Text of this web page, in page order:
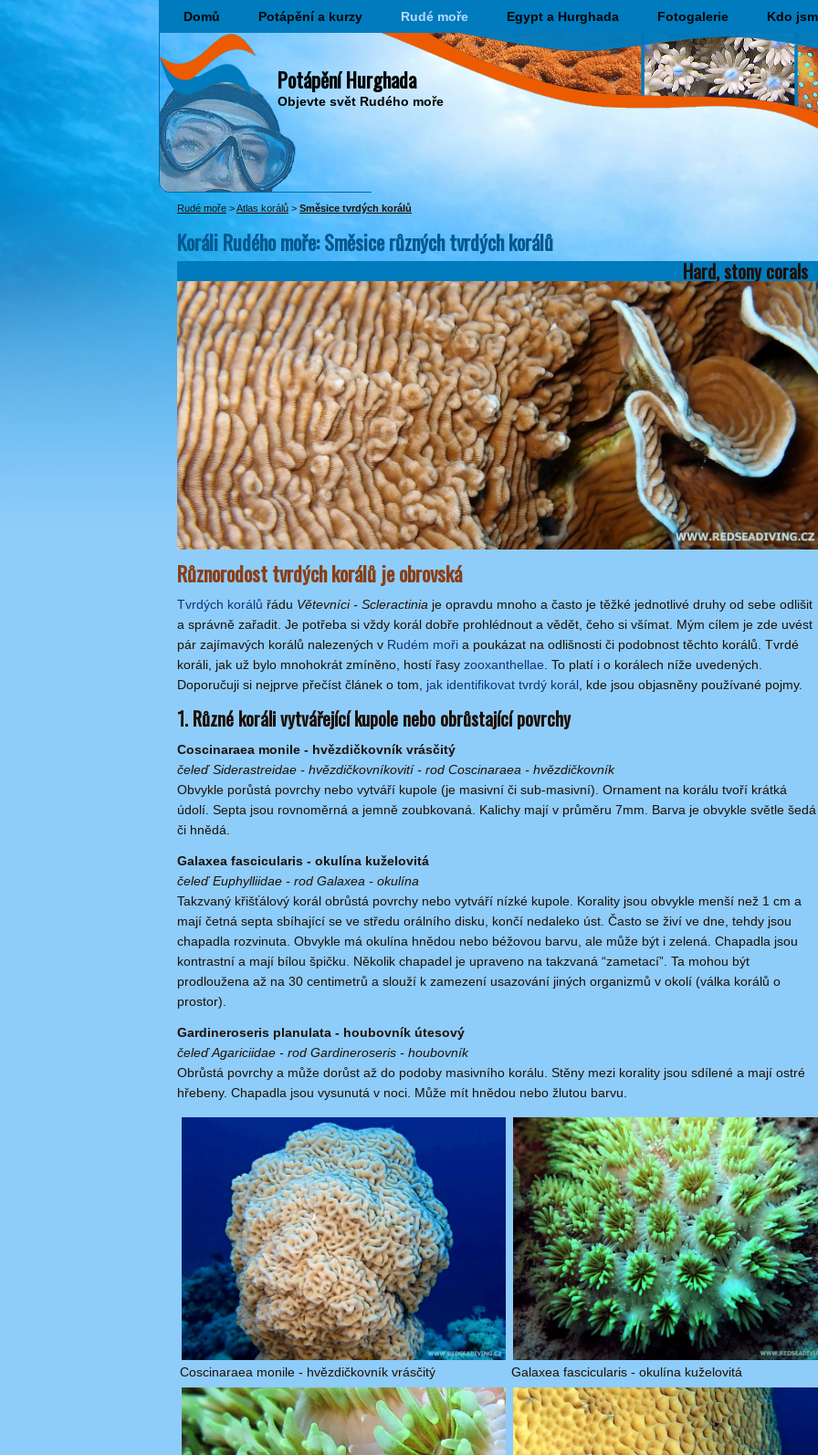
Domů Potápění a kurzy Rudé moře Egypt a Hurghada Fotogalerie Kdo
Potápění Hurghada
Objevte svět Rudého moře
Rudé moře >Atlas korálů > Směsice tvrdých korálů
Koráli Rudého moře: Směsice různých tvrdých korálů
Hard, stony corals
Různorodost tvrdých korálů je obrovská
Tvrdých korálů řádu Větevníci - Scleractinia je opravdu mnoho a často je těžké jednotlivé druhy od sebe odlišit
a správně zařadit. Je potřeba si vždy korál dobře prohlédnout a vědět, čeho si všímat. Mým cílem je zde uvést
pár zajímavých korálů nalezených v Rudém moři a poukázat na odlišnosti či podobnost těchto korálů. Tvrdé
koráli, jak už bylo mnohokrát zmíněno, hostí řasy zooxanthellae . To platí i o korálech níže uvedených.
Doporučuji si nejprve přečíst článek o tom, jak identifikovat tvrdý korál , kde jsou objasněny používané pojmy.
1. Různé koráli vytvářející kupole nebo obrůstající povrchy
Coscinaraea monile - hvězdičkovník vrásčitý
čeleď Siderastreidae - hvězdičkovníkovití - rod Coscinaraea - hvězdičkovník
Obvykle porůstá povrchy nebo vytváří kupole (je masivní či sub-masivní). Ornament na korálu tvoří krátká
údolí. Septa jsou rovnoměrná a jemně zoubkovaná. Kalichy mají v průměru 7mm. Barva je obvykle světle šedá
či hnědá.
Galaxea fascicularis - okulína kuželovitá
čeleď Euphylliidae - rod Galaxea - okulína
Takzvaný křišťálový korál obrůstá povrchy nebo vytváří nízké kupole. Korality jsou obvykle menší než 1 cm a
mají četná septa sbíhající se ve středu orálního disku, končí nedaleko úst. Často se živí ve dne, tehdy jsou
chapadla rozvinuta. Obvykle má okulína hnědou nebo béžovou barvu, ale může být i zelená. Chapadla jsou
kontrastní a mají bílou špičku. Několik chapadel je upraveno na takzvaná “zametací”. Ta mohou být
prodloužena až na 30 centimetrů a slouží k zamezení usazování jiných organizmů v okolí (válka korálů o
prostor).
Gardineroseris planulata - houbovník útesový
čeleď Agariciidae - rod Gardineroseris - houbovník
Obrůstá povrchy a může dorůst až do podoby masivního korálu. Stěny mezi korality jsou sdílené a mají ostré
hřebeny. Chapadla jsou vysunutá v noci. Může mít hnědou nebo žlutou barvu.
Coscinaraea monile - hvězdičkovník vrásčitý Galaxea fascicularis - okulína kuželovitá